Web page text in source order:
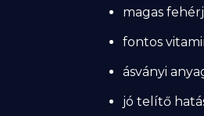
magas
fontos
ásványi
jó telítő